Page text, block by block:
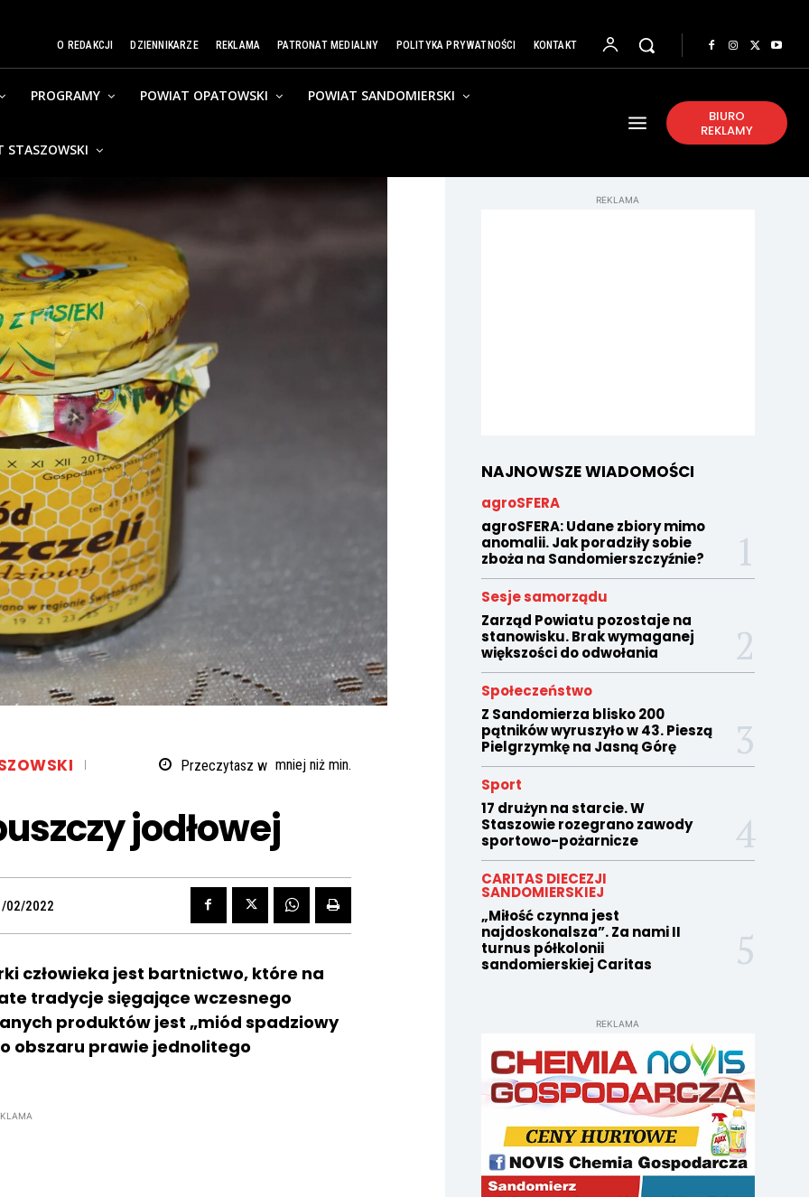
O REDAKCJI DZIENNIKARZE REKLAMA PATRONAT MEDIALNY POLITYKA PRYWATNOŚCI KONTAKT
PROGRAMY POWIAT OPATOWSKI POWIAT SANDOMIERSKI
STASZOWSKI
BIURO
REKLAMY
Przeczytasz w mniej niżmin.
jodłowej
02/2022
człowieka jest bartnictwo, które na
tradycje sięgające wczesnego
produktów jest „miód spadziowy
obszaru prawie jednolitego
REKLAMA
NAJNOWSZE WIADOMOŚCI
agroSFERA
agroSFERA: Udane zbiory mimo
anomalii. Jak poradziły sobie
zboża na Sandomierszczyźnie?
Sesje samorządu
Zarząd Powiatu pozostaje na
stanowisku. Brak wymaganej
większości do odwołania
Społeczeństwo
Z Sandomierza blisko 200
pątników wyruszyło w 43. Pieszą
Pielgrzymkę na Jasną Górę
Sport
17 drużyn na starcie. W
Staszowie rozegrano zawody
sportowo-pożarnicze
CARITAS DIECEZJI
SANDOMIERSKIEJ
„Miłość czynna jest
najdoskonalsza”. Za nami II
turnus półkolonii
sandomierskiej Caritas
REKLAMA